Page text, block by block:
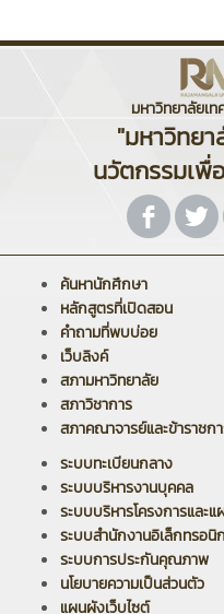
มหาวิทยาลัยเท
"มหาวิทยา
นวัตกรรมเพื่
ค้นหานักศึกษา
หลักสูตรที่เปิดสอน
คำถามที่พบบ่อย
เว็บลิงค์
สภามหาวิทยาลัย
สภาวิชาการ
สภาคณาจารย์และข้าราชก
ระบบทะเบียนกลาง
ระบบบริหารงานบุคคล
ระบบบริหารโครงการและแ
ระบบสำนักงานอิเล็กทรอนิ
ระบบการประกันคุณภาพ
นโยบายความเป็นส่วนตัว
แผนผังเว็บไซต์